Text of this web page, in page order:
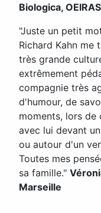
Biologica,
"Juste un petit
Richard Kahn me
très grande
extrêmement
compagnie très
d'humour, de
moments, lors de
avec lui devant
ou autour d'un
Toutes mes
sa famille."
Marseille